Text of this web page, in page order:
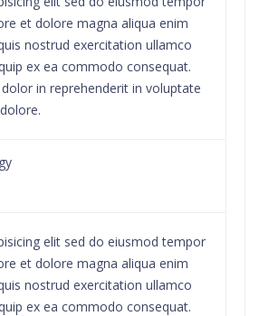
et dolore magna aliqua enim
nostrud exercitation ullamco
ex ea commodo consequat.
in reprehenderit in voluptate
elit sed do eiusmod tempor
et dolore magna aliqua enim
nostrud exercitation ullamco
ex ea commodo consequat.